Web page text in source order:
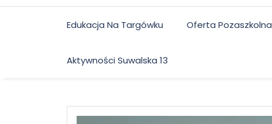
Edukacja Na Targówku Oferta Pozaszkolna
Aktywności Suwalska 13